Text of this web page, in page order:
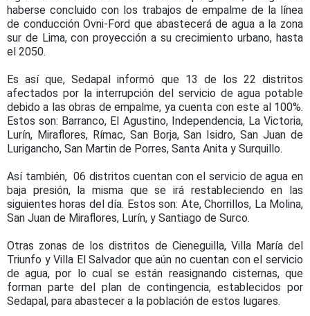
haberse concluido con los trabajos de empalme de la línea
de conducción Ovni-Ford que abastecerá de agua a la zona
sur de Lima, con proyección a su crecimiento urbano, hasta
el 2050.
Es así que, Sedapal informó que 13 de los 22 distritos
afectados por la interrupción del servicio de agua potable
debido a las obras de empalme, ya cuenta con este al 100%.
Estos son: Barranco, El Agustino, Independencia, La Victoria,
Lurín, Miraflores, Rímac, San Borja, San Isidro, San Juan de
Lurigancho, San Martin de Porres, Santa Anita y Surquillo.
Así también, 06 distritos cuentan con el servicio de agua en
baja presión, la misma que se irá restableciendo en las
siguientes horas del día. Estos son: Ate, Chorrillos, La Molina,
San Juan de Miraflores, Lurín, y Santiago de Surco.
Otras zonas de los distritos de Cieneguilla, Villa María del
Triunfo y Villa El Salvador que aún no cuentan con el servicio
de agua, por lo cual se están reasignando cisternas, que
forman parte del plan de contingencia, establecidos por
Sedapal, para abastecer a la población de estos lugares.